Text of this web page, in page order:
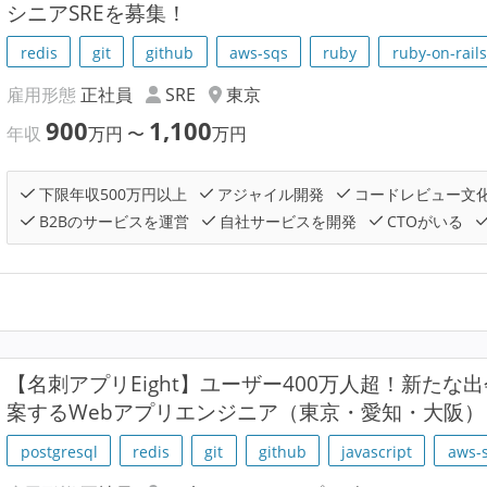
シニアSREを募集！
redis git github aws-sqs ruby ruby-on-rails
雇用形態 正社員 SRE
東京
年収900万円 〜 1,100万円
下限年収500万円以上 アジャイル開発
コードレビュー文
B2Bのサービスを運営
自社サービスを開発 CTOがいる
【名刺アプリEight】ユーザー400万人超！新たな
案するWebアプリエンジニア（東京・愛知・大阪）
postgresql redis git github javascript aws-